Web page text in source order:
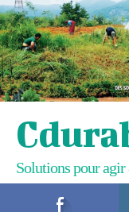
Solutions pour